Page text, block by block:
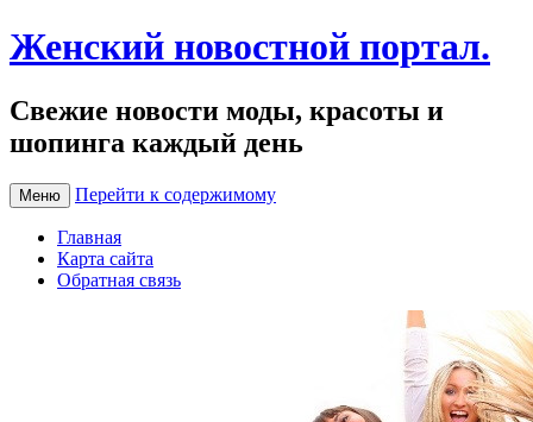
Женский новостной портал.
Свежие новости моды, красоты и
шопинга каждый день
Меню Перейти к содержимому
Главная
Карта сайта
Обратная связь